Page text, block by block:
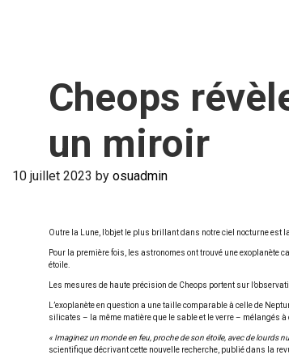
Cheops
un miroir
10 juillet 2023 by osuadmin
Outre la Lune, l’objet le plus brillant dans notre ciel nocturne est
Pour la première fois, les astronomes ont trouvé une exoplanète
étoile.
Les mesures de haute précision de Cheops portent sur
L’exoplanète en question a une taille comparable à celle de
silicates – la même matière que le sable et le verre – mélangés à
« Imaginez un monde en feu, proche de son étoile, avec de lourds
scientifique décrivant cette nouvelle recherche, publié dans la